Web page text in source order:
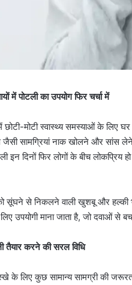
में पोटली का उपयोग फिर चर्चा में
छोटी-मोटी स्वास्थ्य समस्याओं के लिए
जैसी सामग्रियां नाक खोलने और सांस लेने
इन दिनों फिर लोगों के बीच
सूंघने से निकलने वाली खुशबू और हल्की
उपयोगी माना जाता है, जो दवाओं से
तैयार करने की सरल विधि
के लिए कुछ सामान्य सामग्री की